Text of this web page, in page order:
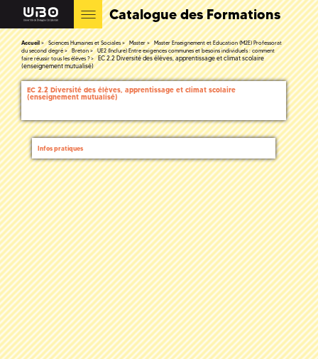
Catalogue des Formations
Accueil Sciences Humaines et Sociales Master
Master Enseignement et Education (M2E) Professorat
du second degré
Breton
UE2 (Inclure) Entre exigences communes et besoins individuels : comment
faire réussir tous les élèves ?
EC 2.2 Diversité des élèves, apprentissage et climat scolaire
(enseignement mutualisé)
EC 2.2 Diversité des élèves, apprentissage et climat scolaire
(enseignement mutualisé)
Infos pratiques